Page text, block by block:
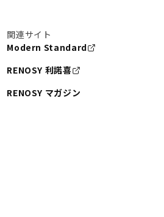
関連サイト
Modern Standard
RENOSY 利諾喜
RENOSY マガジン